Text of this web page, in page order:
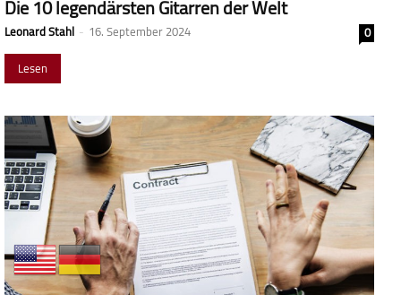
Die 10 legendärsten Gitarren der Welt
Leonard Stahl - 16. September 2024
0
Lesen